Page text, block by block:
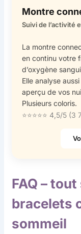
Montre
Suivi de l’activité
La montre
en continu votre
d’oxygène
Elle analyse
aperçu de vos
Plusieurs coloris.
⭐⭐⭐⭐⭐ 4,5/5
FAQ –
bracelets
sommeil